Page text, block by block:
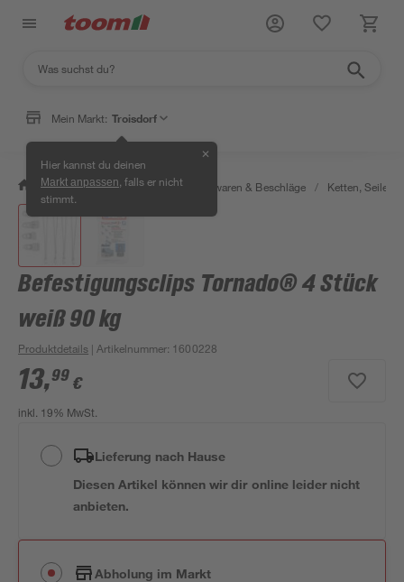
Mein Markt: Troisdorf
Hier kannst du deinen
Markt anpassen , falls er nicht
stimmt.
✕
/ Werkstatt & Maschinen / Eisenwaren & Beschläge / Ketten, Seile &
Befestigungsclips Tornado® 4 Stück
weiß 90 kg
Produktdetails | Artikelnummer: 1600228
13,99 €
inkl. 19% MwSt.
Lieferung nach Hause
Diesen Artikel können wir dir online leider nicht
anbieten.
Abholung im Markt